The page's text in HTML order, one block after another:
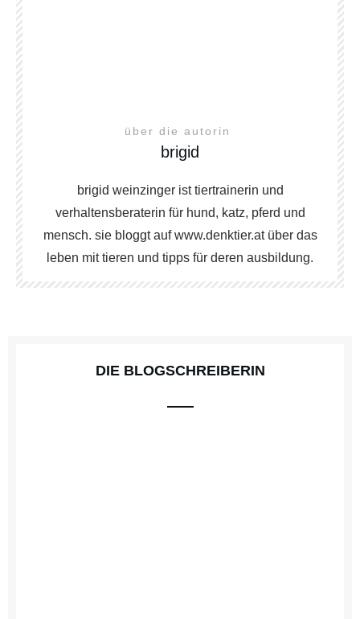
über die autorin
brigid
brigid weinzinger ist tiertrainerin und
verhaltensberaterin für hund, katz, pferd und
mensch. sie bloggt auf www.denktier.at über das
leben mit tieren und tipps für deren ausbildung.
DIE BLOGSCHREIBERIN